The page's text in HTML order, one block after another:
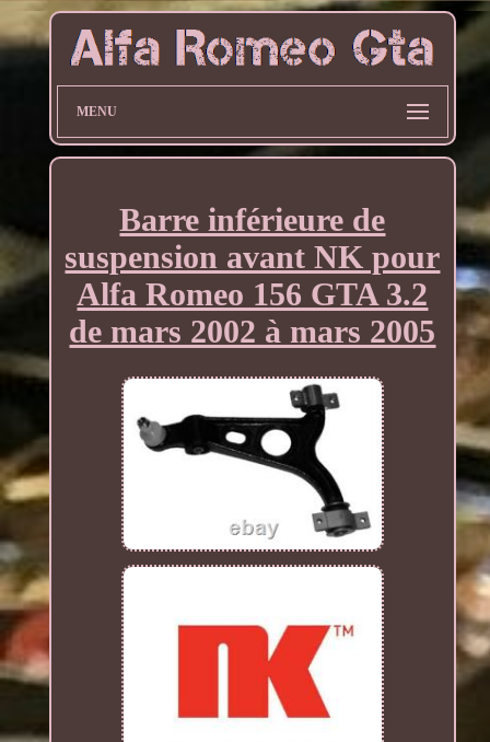
MENU
Barre inférieure de
suspension avant NK pour
Alfa Romeo 156 GTA 3.2
de mars 2002 à mars 2005